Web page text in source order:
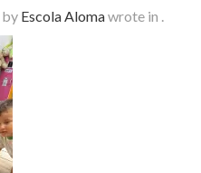
by Escola Alomawrote in .